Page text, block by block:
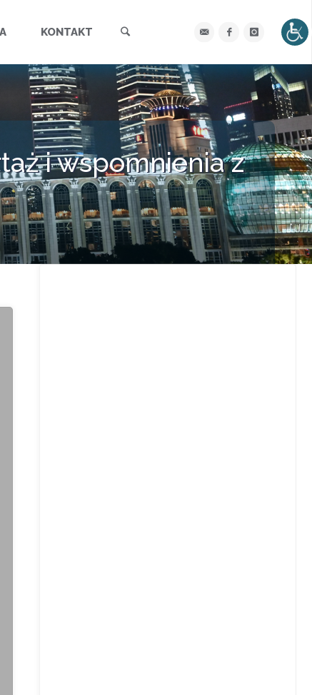
KONTAKT
i wspomnienia z